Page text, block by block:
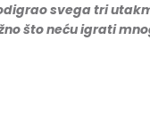
svega tri
što neću igrati